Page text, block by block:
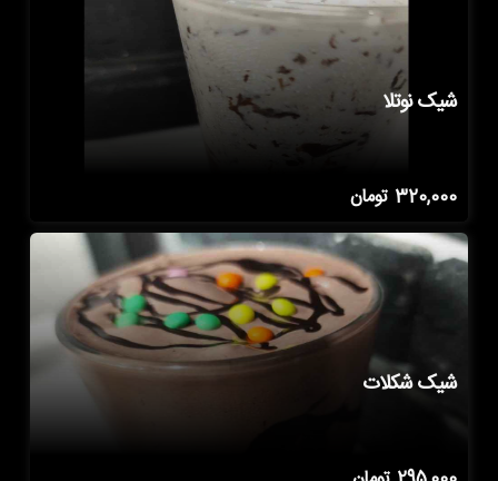
شیک نوتلا
320,000 تومان
شیک شکلات